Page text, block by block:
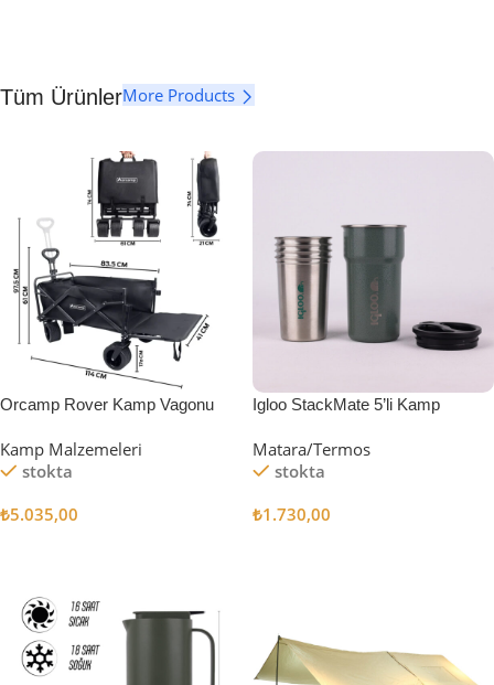
Tüm ÜrünlerMore Products
Orcamp Rover Kamp Vagonu
Kamp Malzemeleri
stokta
₺5.035,00
Igloo StackMate 5’li Kamp
Matara/Termos
stokta
₺1.730,00